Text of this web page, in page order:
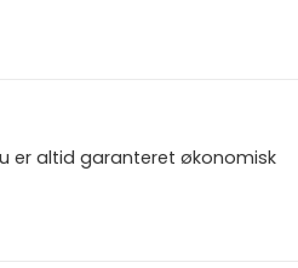
er altid garanteret økonomisk